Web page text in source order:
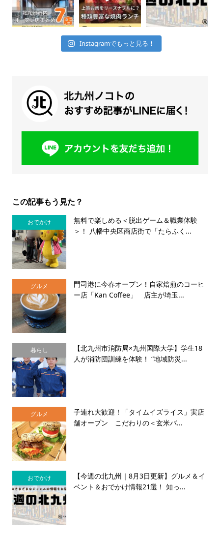
Instagramでもっと見る！
この記事もう見た？
おでかけ
無料で楽しめる＜脱出ゲーム＆職業体験
＞！ 八幡中央区商店街で「たらふく...
グルメ
門司港に今春オープン！自家焙煎のコーヒ
ー店「Kan Coffee」 店主が埼玉...
暮らし
【北九州市消防局×九州国際大学】学生18
人が消防団訓練を体験！ “地域防災...
グルメ
子連れ大歓迎！「タイムイズライス」実店
舗オープン こだわりの＜玄米バ...
おでかけ
【今週の北九州｜8月3日更新】グルメ＆イ
ベント＆おでかけ情報21選！ 知っ...